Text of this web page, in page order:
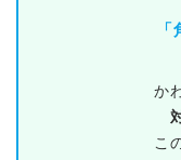
か
こ